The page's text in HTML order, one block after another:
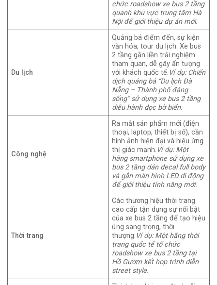
chức roadshow xe bus 2 tầng
quanh khu vực trung tâm Hà
Nội để giới thiệu dự án mới.
Du lịch
Quảng bá điểm đến, sự kiện
văn hóa, tour du lịch. Xe bus
2 tầng gắn liền trải nghiệm
tham quan, dễ gây ấn tượng
với khách quốc tế. Ví dụ: Chiến
dịch quảng bá “Du lịch Đà
Nẵng – Thành phố đáng
sống” sử dụng xe bus 2 tầng
diễu hành dọc bờ biển.
Công nghệ
Ra mắt sản phẩm mới (điện
thoại, laptop, thiết bị số), cần
hình ảnh hiện đại và hiệu ứng
thị giác mạnh. Ví dụ: Một
hãng smartphone sử dụng xe
bus 2 tầng dán decal full body
và gắn màn hình LED di động
để giới thiệu tính năng mới.
Thời trang
Các thương hiệu thời trang
cao cấp tận dụng sự nổi bật
của xe bus 2 tầng để tạo hiệu
ứng sang trọng, thời
thượng. Ví dụ: Một hãng thời
trang quốc tế tổ chức
roadshow xe bus 2 tầng tại
Hồ Gươm kết hợp trình diễn
street style.